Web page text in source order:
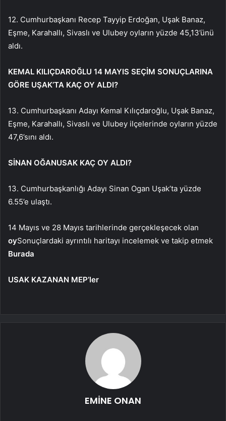
12. Cumhurbaşkanı Recep Tayyip Erdoğan, Uşak Banaz,
Eşme, Karahallı, Sivaslı ve Ulubey oyların yüzde 45,13’ünü
aldı.
KEMAL KILIÇDAROĞLU 14 MAYIS SEÇİM SONUÇLARINA
GÖRE UŞAK’TA KAÇ OY ALDI?
13. Cumhurbaşkanı Adayı Kemal Kılıçdaroğlu, Uşak Banaz,
Eşme, Karahallı, Sivaslı ve Ulubey ilçelerinde oyların yüzde
47,6’sını aldı.
SİNAN OĞANUSAK KAÇ OY ALDI?
13. Cumhurbaşkanlığı Adayı Sinan Ogan Uşak’ta yüzde
6.55’e ulaştı.
14 Mayıs ve 28 Mayıs tarihlerinde gerçekleşecek olan
oySonuçlardaki ayrıntılı haritayı incelemek ve takip etmek
Burada
USAK KAZANAN MEP’ler
EMİNE ONAN